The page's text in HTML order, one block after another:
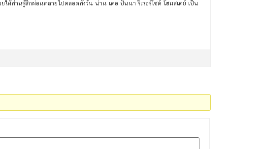
ให้ท่านรู้สึกผ่อนคลายไปตลอดทั้งวัน น่าน เดอ ปันนา ริเวอร์ไซด์ โฮมสเตย์ เป็น